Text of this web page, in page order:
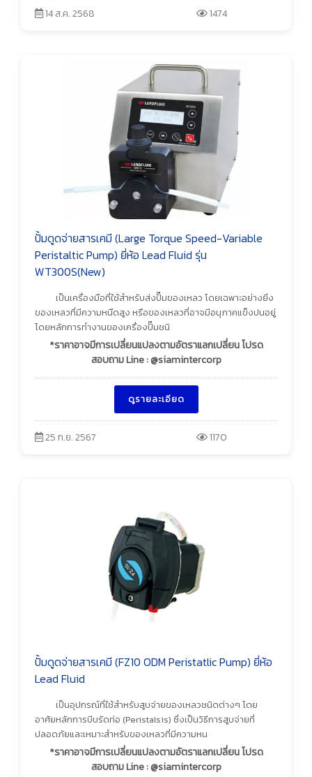
14 ส.ค. 2568 1474
ปั้มดูดจ่ายสารเคมี (Large Torque Speed-Variable
Peristaltic Pump) ยี่ห้อ Lead Fluid รุ่น
WT300S(New)
เป็นเครื่องมือที่ใช้สำหรับส่งปั๊มของเหลว โดยเฉพาะอย่างยิ่ง
ของเหลวที่มีความหนืดสูง หรือของเหลวที่อาจมีอนุภาคแข็งปนอยู่
โดยหลักการทำงานของเครื่องปั๊มชนิ
*ราคาอาจมีการเปลี่ยนแปลงตามอัตราแลกเปลี่ยน โปรด
สอบถาม Line : @siamintercorp
ดูรายละเอียด
25 ก.ย. 2567 1170
ปั้มดูดจ่ายสารเคมี (FZ10 ODM Peristatlic Pump) ยี่ห้อ
Lead Fluid
เป็นอุปกรณ์ที่ใช้สำหรับสูบจ่ายของเหลวชนิดต่างๆ โดย
อาศัยหลักการบีบรัดท่อ (Peristalsis) ซึ่งเป็นวิธีการสูบจ่ายที่
ปลอดภัยและเหมาะสำหรับของเหลวที่มีความหน
*ราคาอาจมีการเปลี่ยนแปลงตามอัตราแลกเปลี่ยน โปรด
สอบถาม Line : @siamintercorp